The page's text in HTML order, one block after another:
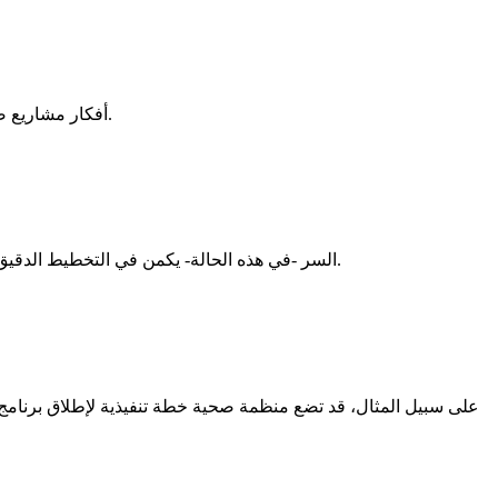
أفكار مشاريع صغيرة مربحة بتكاليف بسيطة، مناسبة لمختلف الفئات، لمساعدتك على التعرف على الفرص المتاحة، واختيار مشروعك الصغير القادم.
20241023· السر -في هذه الحالة- يكمن في التخطيط الدقيق والمتابعة المستمرة. فحين تدير عملاً, عليك أن تكون دائمًا على دراية تامة لكافة التفاصيل الكبيرة والصغيرة على حدٍ سواء.